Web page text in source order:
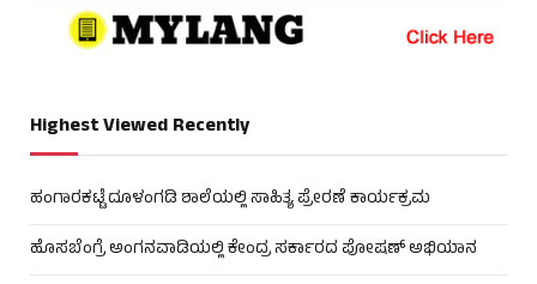
Highest Viewed Recently
ಹಂಗಾರಕಟ್ಟೆ ದೂಳಂಗಡಿ ಶಾಲೆಯಲ್ಲಿ ಸಾಹಿತ್ಯ ಪ್ರೇರಣೆ ಕಾರ್ಯಕ್ರಮ
ಹೊಸಬೆಂಗ್ರೆ ಅಂಗನವಾಡಿಯಲ್ಲಿ ಕೇಂದ್ರ ಸರ್ಕಾರದ ಪೋಷಣ್ ಅಭಿಯಾನ